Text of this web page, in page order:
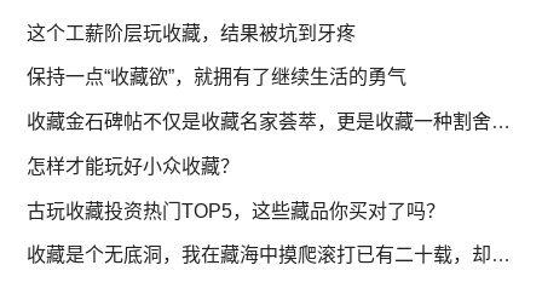
这个工薪阶层玩收藏，结果被坑到牙疼
保持一点“收藏欲”，就拥有了继续生活的勇气
收藏金石碑帖不仅是收藏名家荟萃，更是收藏一种割舍不断的情怀
怎样才能玩好小众收藏？
古玩收藏投资热门TOP5，这些藏品你买对了吗？
收藏是个无底洞，我在藏海中摸爬滚打已有二十载，却感觉仍在海边